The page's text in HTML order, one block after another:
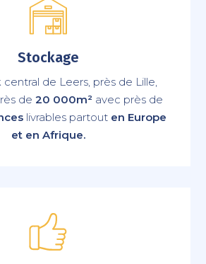
Stockage
de Leers, près de Lille,
de 20 000m²avec près de
livrables partout en Europe
et en Afrique.